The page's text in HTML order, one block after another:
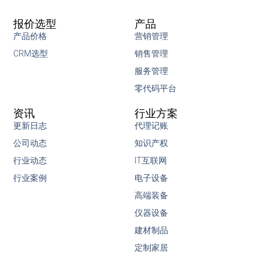
产品
营销管理
销售管理
服务管理
零代码平台
报价选型
产品价格
CRM选型
行业方案
代理记账
知识产权
IT互联网
电子设备
高端装备
仪器设备
建材制品
定制家居
资讯
更新日志
公司动态
行业动态
行业案例